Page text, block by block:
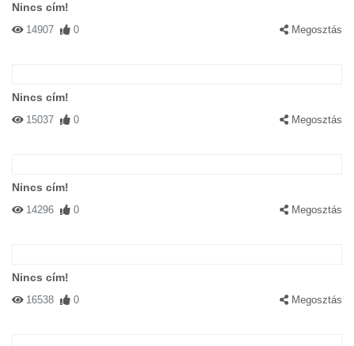
Nincs cím!
14907 0 Megosztás
Nincs cím!
15037 0 Megosztás
Nincs cím!
14296 0 Megosztás
Nincs cím!
16538 0 Megosztás